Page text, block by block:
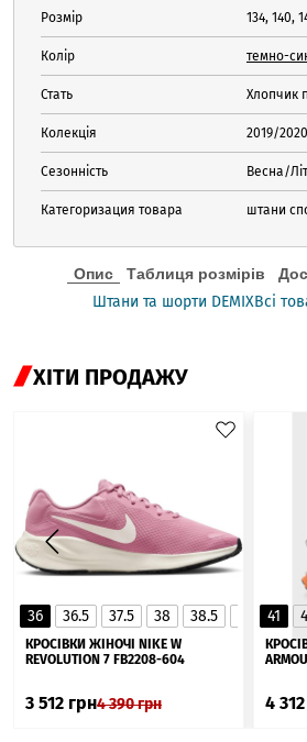
Розмір 134, 140,
Колір темно-
Стать Хлопчик
Колекція 2019/2020
Сезонність Весна/
Категоризация товара штани
Опис Таблиця розмірів
Штани та шорти DEMIXВсі
ХІТИ ПРОДАЖУ
36 36.5 37.5 38 38.5 40
КРОСІВКИ ЖІНОЧІ NIKE W
REVOLUTION 7 FB2208-604
3 512 грн4 390грн
41
4 312